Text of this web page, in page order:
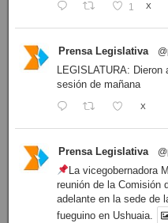
1 X
Prensa Legislativa
LEGISLATURA:
sesión de mañana
X
Prensa Legislativa
La vicegobernadora
reunión de la Comisión
adelante en la sede de
fueguino en Ushuaia.